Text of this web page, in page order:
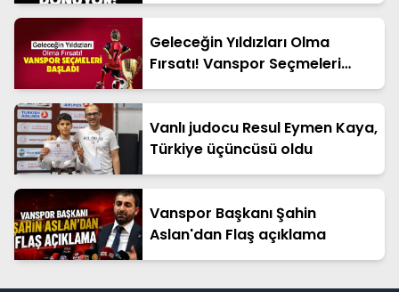
Geleceğin Yıldızları Olma
Fırsatı! Vanspor Seçmeleri
Başladı
Vanlı judocu Resul Eymen Kaya,
Türkiye üçüncüsü oldu
Vanspor Başkanı Şahin
Aslan'dan Flaş açıklama